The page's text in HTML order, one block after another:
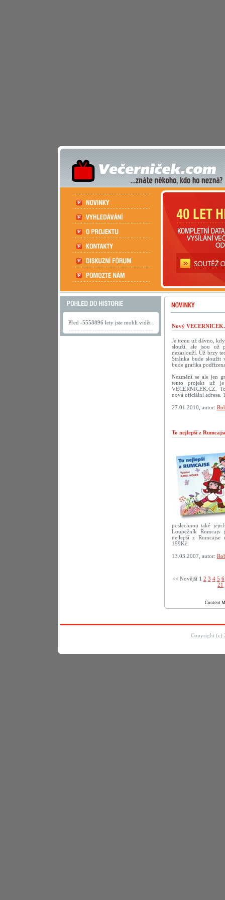
Před -5558896 lety jste mohli vidět .
Nový
Je tomu už dávno,
slouží, ale jsou už
nezaslouží. Už brzy
Stránka bude sloužit
bude grafika
Nezmění se ale jen
tento projekt už je
VECERNICEK.CZ.
nová oficiální adresa.
27.01.2010, autor:
To nejlepší z
poslechnou také
Loupežník Rumcajs
nejlepší z
199Kč.
13.03.2007, autor:
<< Novější­ 1 2 3 4 5 6
21
Content
Copyright (c)